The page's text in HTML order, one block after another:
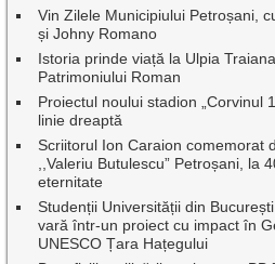
Vin Zilele Municipiului Petroșani,
și Johny Romano
Istoria prinde viață la Ulpia
Patrimoniului Roman
Proiectul noului stadion „Corvinul
linie dreaptă
Scriitorul Ion Caraion comemorat
,,Valeriu Butulescu” Petroșani, la
eternitate
Studenții Universității din
vară într-un proiect cu impact în
UNESCO Țara Hațegului